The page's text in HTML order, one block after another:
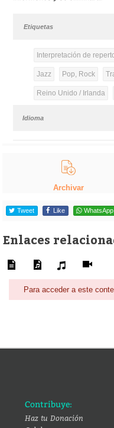
Etiquetas
Interpretación de
Jazz Pop, Rock
Reino Unido / Irlanda
Idioma
Archivar
Tweet Like WhatsApp
Enlaces
Para acceder a este
Contribuye:
Haz tu Donación